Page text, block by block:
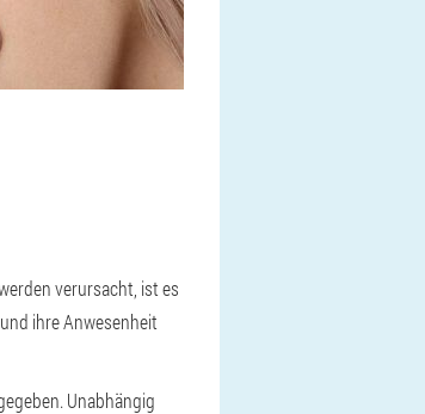
verursacht, ist es
ihre Anwesenheit
Unabhängig